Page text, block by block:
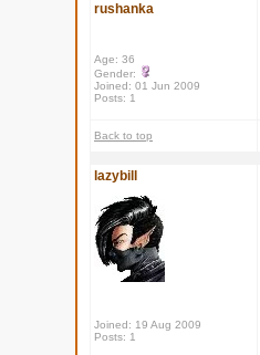
rushanka
Age: 36
Gender:
Joined: 01 Jun 2009
Posts: 1
Back to top
lazybill
Joined: 19 Aug 2009
Posts: 1